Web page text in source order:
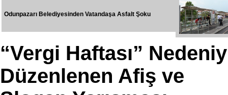
Odunpazarı Belediyesinden Vatandaşa Asfalt Şoku
“Vergi Haftası”
Düzenlenen Afiş ve